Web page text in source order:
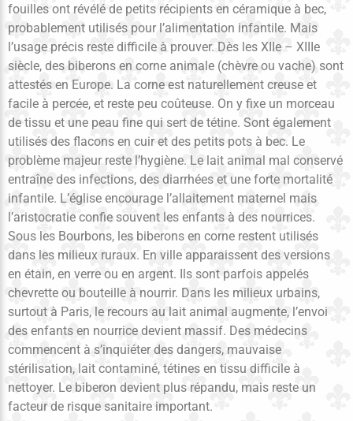
fouilles ont révélé de petits récipients en céramique à bec,
probablement utilisés pour l’alimentation infantile. Mais
l’usage précis reste difficile à prouver. Dès les XIIe – XIIIe
siècle, des biberons en corne animale (chèvre ou vache) sont
attestés en Europe. La corne est naturellement creuse et
facile à percée, et reste peu coûteuse. On y fixe un morceau
de tissu et une peau fine qui sert de tétine. Sont également
utilisés des flacons en cuir et des petits pots à bec. Le
problème majeur reste l’hygiène. Le lait animal mal conservé
entraîne des infections, des diarrhées et une forte mortalité
infantile. L’église encourage l’allaitement maternel mais
l’aristocratie confie souvent les enfants à des nourrices.
Sous les Bourbons, les biberons en corne restent utilisés
dans les milieux ruraux. En ville apparaissent des versions
en étain, en verre ou en argent. Ils sont parfois appelés
chevrette ou bouteille à nourrir. Dans les milieux urbains,
surtout à Paris, le recours au lait animal augmente, l’envoi
des enfants en nourrice devient massif. Des médecins
commencent à s’inquiéter des dangers, mauvaise
stérilisation, lait contaminé, tétines en tissu difficile à
nettoyer. Le biberon devient plus répandu, mais reste un
facteur de risque sanitaire important.